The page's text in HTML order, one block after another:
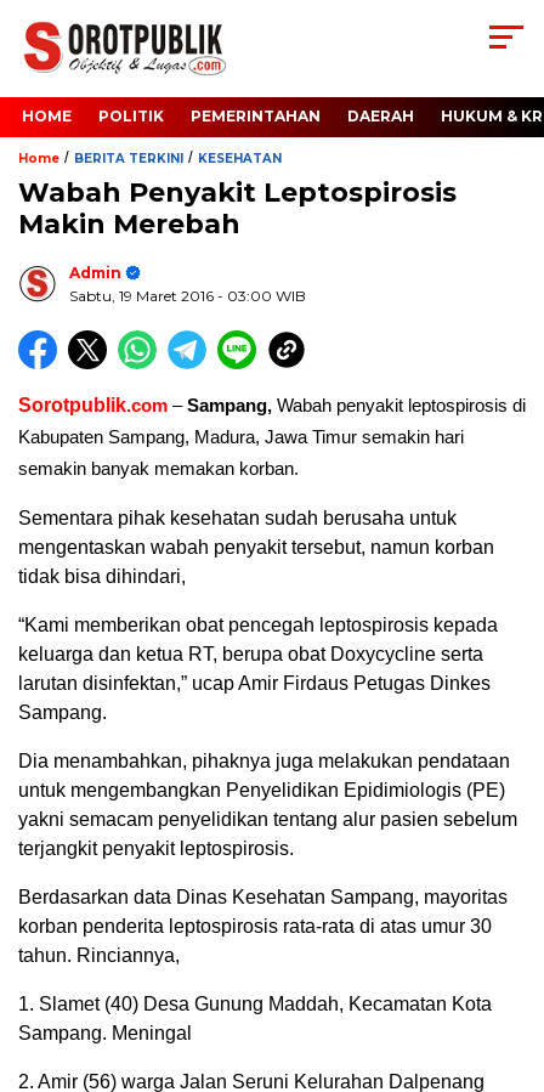
HOME POLITIK PEMERINTAHAN DAERAH HUKUM &
Home / BERITA TERKINI / KESEHATAN
Wabah Penyakit Leptospirosis
Makin Merebah
Admin
Sabtu, 19 Maret 2016 - 03:00 WIB
Sorotpublik.com –Sampang, Wabah penyakit leptospirosis di
Kabupaten Sampang, Madura, Jawa Timur semakin hari
semakin banyak memakan korban.
Sementara pihak kesehatan sudah berusaha untuk
mengentaskan wabah penyakit tersebut, namun korban
tidak bisa dihindari,
“Kami memberikan obat pencegah leptospirosis kepada
keluarga dan ketua RT, berupa obat Doxycycline serta
larutan disinfektan,” ucap Amir Firdaus Petugas Dinkes
Sampang.
Dia menambahkan, pihaknya juga melakukan pendataan
untuk mengembangkan Penyelidikan Epidimiologis (PE)
yakni semacam penyelidikan tentang alur pasien sebelum
terjangkit penyakit leptospirosis.
Berdasarkan data Dinas Kesehatan Sampang, mayoritas
korban penderita leptospirosis rata-rata di atas umur 30
tahun. Rinciannya,
1. Slamet (40) Desa Gunung Maddah, Kecamatan Kota
Sampang. Meningal
2. Amir (56) warga Jalan Seruni Kelurahan Dalpenang